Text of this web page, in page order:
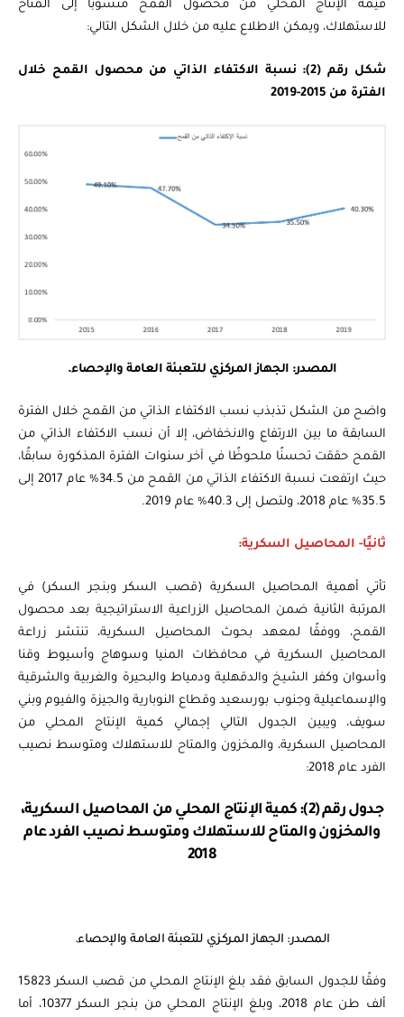
قيمة الإنتاج المحلي من محصول القمح منسوبًا إلى المتاح
للاستهلاك، ويمكن الاطلاع عليه من خلال الشكل التالي:
شكل رقم (2): نسبة الاكتفاء الذاتي من محصول القمح خلال
الفترة من 2015-2019
المصدر: الجهاز المركزي للتعبئة العامة والإحصاء.
واضح من الشكل تذبذب نسب الاكتفاء الذاتي من القمح خلال الفترة
السابقة ما بين الارتفاع والانخفاض، إلا أن نسب الاكتفاء الذاتي من
القمح حققت تحسنًا ملحوظًا في آخر سنوات الفترة المذكورة سابقًا،
حيث ارتفعت نسبة الاكتفاء الذاتي من القمح من 34.5% عام 2017 إلى
35.5% عام 2018، ولتصل إلى 40.3% عام 2019.
ثانيًا- المحاصيل السكرية:
تأتي أهمية المحاصيل السكرية (قصب السكر وبنجر السكر) في
المرتبة الثانية ضمن المحاصيل الزراعية الاستراتيجية بعد محصول
القمح، ووفقًا لمعهد بحوث المحاصيل السكرية، تنتشر زراعة
المحاصيل السكرية في محافظات المنيا وسوهاج وأسيوط وقنا
وأسوان وكفر الشيخ والدقهلية ودمياط والبحيرة والغربية والشرقية
والإسماعيلية وجنوب بورسعيد وقطاع النوبارية والجيزة والفيوم وبني
سويف، ويبين الجدول التالي إجمالي كمية الإنتاج المحلي من
المحاصيل السكرية، والمخزون والمتاح للاستهلاك ومتوسط نصيب
الفرد عام 2018:
جدول رقم (2): كمية الإنتاج المحلي من المحاصيل السكرية،
والمخزون والمتاح للاستهلاك ومتوسط نصيب الفرد عام
2018
المصدر: الجهاز المركزي للتعبئة العامة والإحصاء.
وفقًا للجدول السابق فقد بلغ الإنتاج المحلي من قصب السكر 15823
ألف طن عام 2018، وبلغ الإنتاج المحلي من بنجر السكر 10377، أما